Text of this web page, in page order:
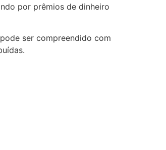
por prêmios de dinheiro
ser compreendido com